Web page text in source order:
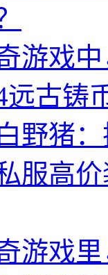
游戏
远古铸
野猪
服高
游戏